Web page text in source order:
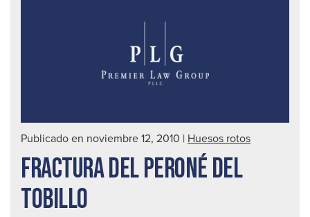
en
Publicado en noviembre 12, 2010 | Huesos rotos
FRACTURA DEL PERONÉ DEL
TOBILLO